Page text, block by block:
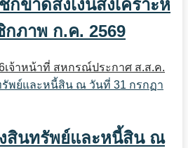
กขาดส่งเงินสงเคราะห์
ภาพ ก.ค. 2569
เจ้าหน้าที่ สหกรณ์ประกาศ ส.ส.ค.
สินทรัพย์และหนี้สิน ณ